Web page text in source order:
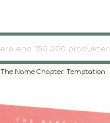
The Name Chapter: Temptation